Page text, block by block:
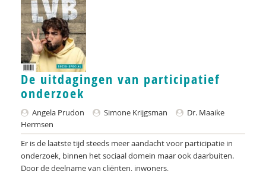
Manja Abrahams
Nesrien Abu Ghazaleh
Anne Addink
Anne Addink
Marian Adriaansen
Marcel van Aken
Marga Akkerman
De uitdagingen van participatief
onderzoek
Angela Prudon Simone Krijgsman
Dr. Maaike
Hermsen
Er is de laatste tijd steeds meer aandacht voor participatie in
onderzoek, binnen het sociaal domein maar ook daarbuiten.
Door de deelname van cliënten, inwoners,